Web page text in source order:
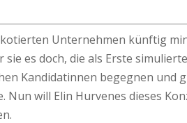
Unternehmen künftig
es doch, die als Erste
Kandidatinnen begegnen und
will Elin Hurvenes dieses